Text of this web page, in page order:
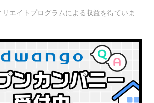
エイトプログラムによる収益を得ていま